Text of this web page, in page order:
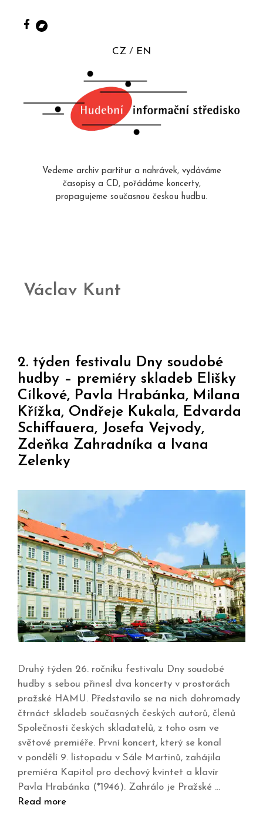
CZ EN
Vedeme archiv partitur a nahrávek, vydáváme
časopisy a CD, pořádáme koncerty,
propagujeme současnou českou hudbu.
Václav Kunt
2. týden festivalu Dny soudobé
hudby – premiéry skladeb Elišky
Cílkové, Pavla Hrabánka, Milana
Křížka, Ondřeje Kukala, Edvarda
Schiffauera, Josefa Vejvody,
Zdeňka Zahradníka a Ivana
Zelenky
Druhý týden 26. ročníku festivalu Dny soudobé
hudby s sebou přinesl dva koncerty v prostorách
pražské HAMU. Představilo se na nich dohromady
čtrnáct skladeb současných českých autorů, členů
Společnosti českých skladatelů, z toho osm ve
světové premiéře. První koncert, který se konal
v pondělí 9. listopadu v Sále Martinů, zahájila
premiéra Kapitol pro dechový kvintet a klavír
Pavla Hrabánka (*1946). Zahrálo je Pražské …
Read more